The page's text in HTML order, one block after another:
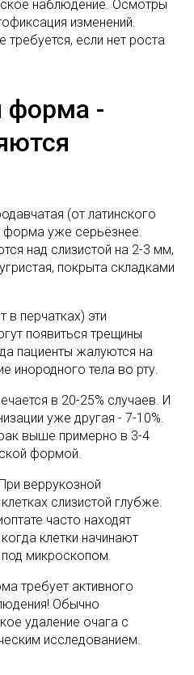
наблюдение. Осмотры
изменений.
требуется, если нет роста
форма -
(от латинского
форма уже серьёзнее.
над слизистой на 2-3 мм,
покрыта складками
в перчатках) эти
появиться трещины
пациенты жалуются на
инородного тела во рту.
в 20-25% случаев. И
уже другая - 7-10%.
выше примерно в 3-4
формой.
веррукозной
слизистой глубже.
часто находят
клетки начинают
под микроскопом.
требует активного
Обычно
удаление очага с
исследованием.